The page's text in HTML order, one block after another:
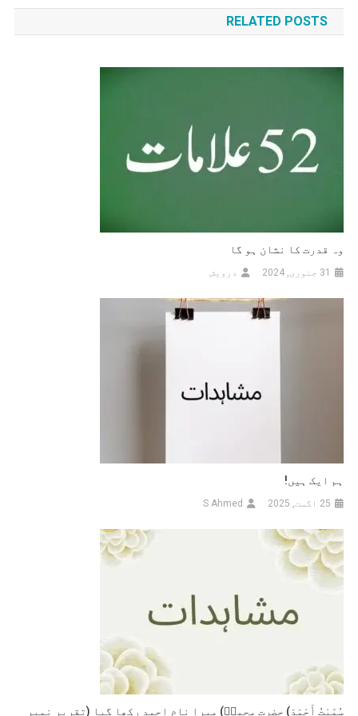
نیویگیشن
RELATED POSTS
وہ قدرت کا نشان ہو گا
31 جنوری, 2024 درویش
ہم ایک ہیں!
25 اگست, 2025 S Ahmed
سُمِّيْتُ أَحْمَدَ) حضرت محمدؐ) میرا نام احمد رکھا گیا (تقریر نمبر